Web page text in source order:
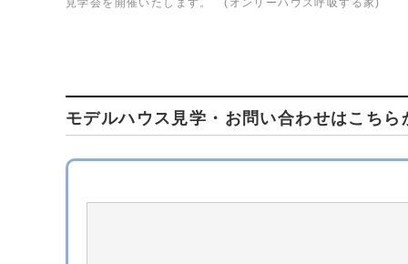
見学会を開催いたします。 (オンリーハウス呼吸する家)
モデルハウス見学・お問い合わせはこち